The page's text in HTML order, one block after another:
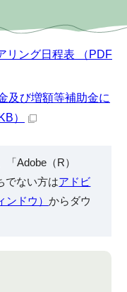
リング日程表 （PDF
及び増額等補助金に
）
Adobe（R）
でない方はアドビ
ンドウ）からダウ